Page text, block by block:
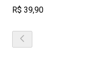
R$ 39,90